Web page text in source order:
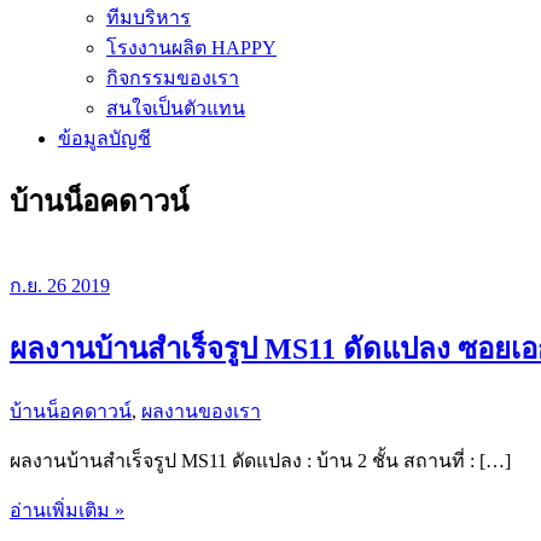
ทีมบริหาร
โรงงานผลิต HAPPY
กิจกรรมของเรา
สนใจเป็นตัวแทน
ข้อมูลบัญชี
บ้านน็อคดาวน์
ก.ย. 26 2019
ผลงานบ้านสำเร็จรูป MS11 ดัดแปลง ซอยเ
บ้านน็อคดาวน์, ผลงานของเรา
ผลงานบ้านสำเร็จรูป MS11 ดัดแปลง : บ้าน 2 ชั้น สถานที่ : […]
ผล
อ่านเพิ่มเติม »